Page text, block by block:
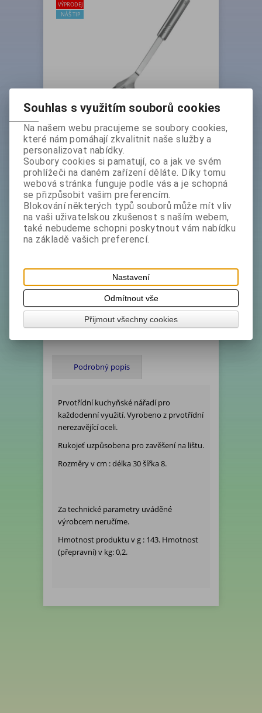
VÝPRODEJ
NÁŠ TIP
Naběračka na špagety 30 cm
AZORA > doprodej ks: 5
Základní cena bez DPH:129 Kč
Základní cena s DPH:156,10 Kč
Akční sleva23 %
bez DPH:99 Kč
s DPH:119,80 Kč
Koupit
Ihned expedujeme - Termín dodání (dny):
0,2 kg
Počet v balení:1 ks
Tisk
Podrobný popis
Prvotřídní kuchyňské nářadí pro
každodenní využití. Vyrobeno z prvotřídní
nerezavějící oceli.
Rukojeť uzpůsobena pro zavěšení na lištu.
Rozměry v cm : délka 30 šířka 8.
Za technické parametry uváděné
výrobcem neručíme.
Hmotnost produktu v g : 143. Hmotnost
(přepravní) v kg: 0,2.
Souhlas s využitím souborů cookies
Na našem webu pracujeme se soubory cookies,
které nám pomáhají zkvalitnit naše služby a
personalizovat nabídky.
Soubory cookies si pamatují, co a jak ve svém
prohlížeči na daném zařízení děláte. Díky tomu
webová stránka funguje podle vás a je schopná
se přizpůsobit vašim preferencím.
Blokování některých typů souborů může mít vliv
na vaši uživatelskou zkušenost s naším webem,
také nebudeme schopni poskytnout vám nabídku
na základě vašich preferencí.
Nastavení
Odmítnout vše
Přijmout všechny cookies